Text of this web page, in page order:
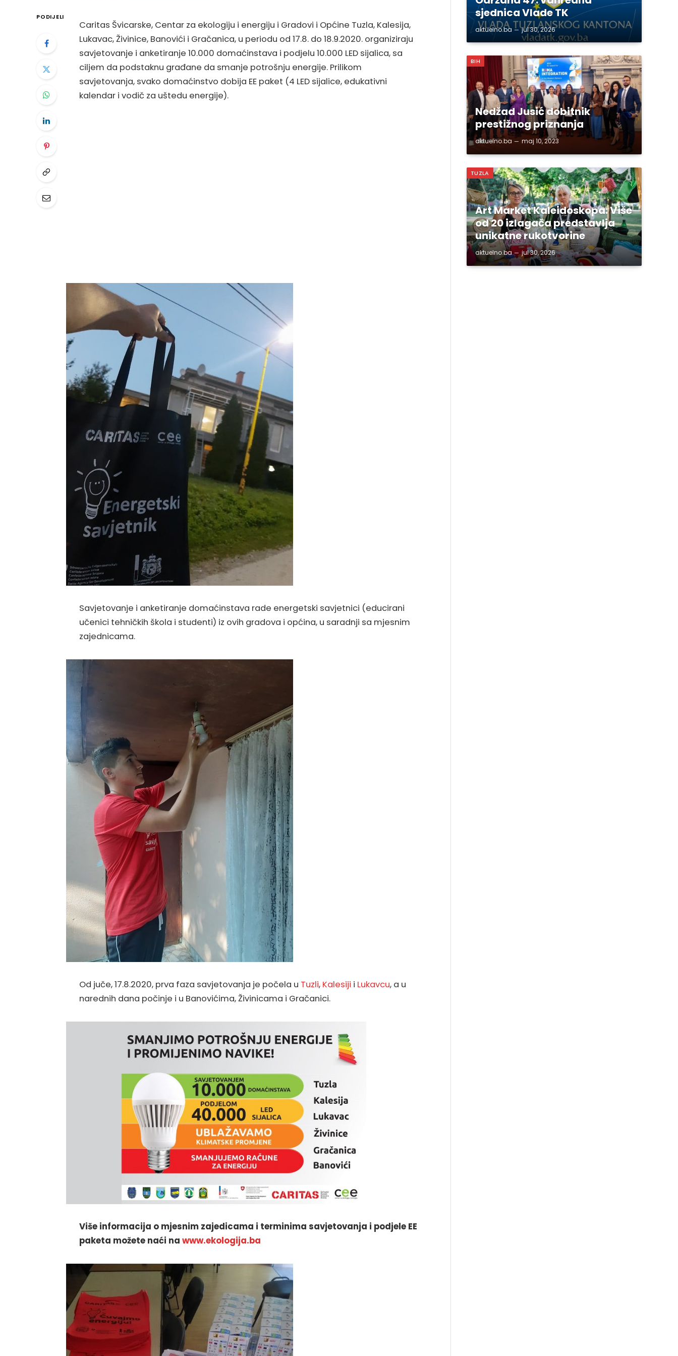
PODIJELI
Caritas Švicarske, Centar za ekologiju i energiju i Gradovi i Općine Tuzla, Kalesija,
Lukavac, Živinice, Banovići i Gračanica, u periodu od 17.8. do 18.9.2020. organiziraju
savjetovanje i anketiranje 10.000 domaćinstava i podjelu 10.000 LED sijalica, sa
ciljem da podstaknu građane da smanje potrošnju energije. Prilikom
savjetovanja, svako domaćinstvo dobija EE paket (4 LED sijalice, edukativni
kalendar i vodič za uštedu energije).
Savjetovanje i anketiranje domaćinstava rade energetski savjetnici (educirani
učenici tehničkih škola i studenti) iz ovih gradova i općina, u saradnji sa mjesnim
zajednicama.
Od juče, 17.8.2020, prva faza savjetovanja je počela u Tuzli, Kalesiji i Lukavcu, a u
narednih dana počinje i u Banovićima, Živinicama i Gračanici.
Više informacija o mjesnim zajedicama i terminima savjetovanja i podjele EE
paketa možete naći na www.ekologija.ba
sjednica Vlade TK
aktuelno.ba jul 30, 2026
BIH
Nedžad Jusić dobitnik
prestižnog priznanja
aktuelno.ba maj 10, 2023
TUZLA
Art Market Kaleidoskopa: Više
od 20 izlagača predstavlja
unikatne rukotvorine
aktuelno.ba jul 30, 2026